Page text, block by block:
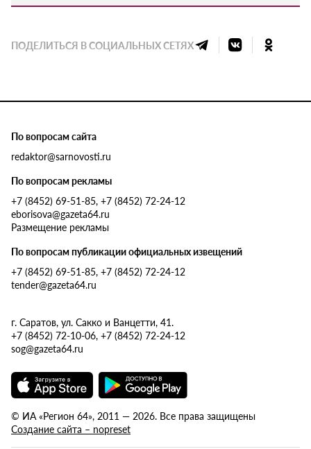
ПОДЕЛИТЬСЯ В СОЦИАЛЬНЫХ СЕТЯХ
По вопросам сайта
redaktor@sarnovosti.ru
По вопросам рекламы
+7 (8452) 69-51-85, +7 (8452) 72-24-12
eborisova@gazeta64.ru
Размещение рекламы
По вопросам публикации официальных извещений
+7 (8452) 69-51-85, +7 (8452) 72-24-12
tender@gazeta64.ru
г. Саратов, ул. Сакко и Ванцетти, 41.
+7 (8452) 72-10-06, +7 (8452) 72-24-12
sog@gazeta64.ru
© ИА «Регион 64», 2011 — 2026. Все права защищены
Создание сайта – nopreset